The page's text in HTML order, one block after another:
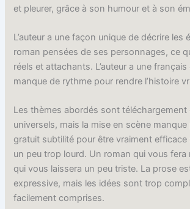
et pleurer, grâce à son humour et à son
L’auteur a une façon unique de décrire les
roman pensées de ses personnages, ce
réels et attachants. L’auteur a une
manque de rythme pour rendre l’histoire
Les thèmes abordés sont téléchargement
universels, mais la mise en scène
gratuit subtilité pour être vraiment
un peu trop lourd. Un roman qui vous fera
qui vous laissera un peu triste. La prose
expressive, mais les idées sont trop
facilement comprises.